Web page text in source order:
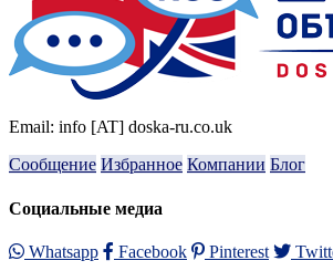
Email: info [AT] doska-ru.co.uk
Сообщение Избранное Компании Блог
Социальные медиа
Whatsapp Facebook Pinterest